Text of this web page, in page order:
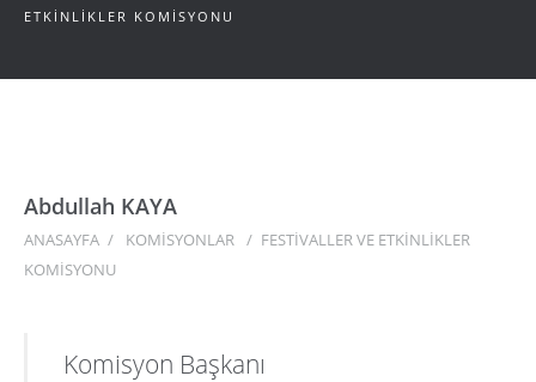
ETKINLIKLER KOMISYONU
Abdullah KAYA
ANASAYFA / KOMİSYONLAR / FESTIVALLER VE ETKINLIKLER
KOMISYONU
Komisyon Başkanı